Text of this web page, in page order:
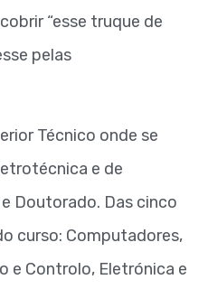
“esse truque de
pelas
Técnico onde se
e de
Doutorado. Das cinco
curso: Computadores,
e Controlo, Eletrónica e